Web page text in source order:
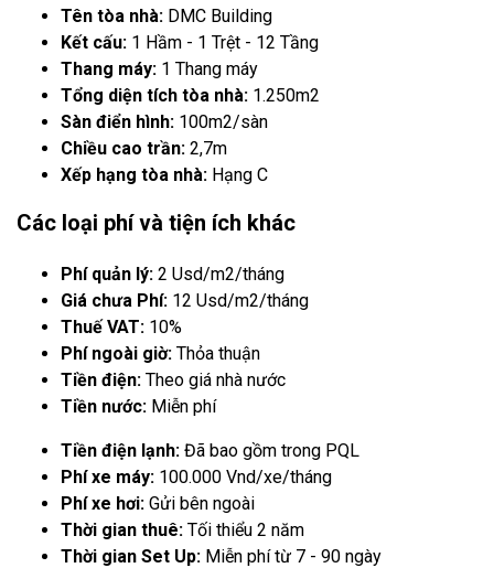
Tên tòa nhà: DMC Building
Kết cấu: 1 Hầm - 1 Trệt - 12 Tầng
Thang máy: 1 Thang máy
Tổng diện tích tòa nhà: 1.250m2
Sàn điển hình: 100m2/sàn
Chiều cao trần: 2,7m
Xếp hạng tòa nhà: Hạng C
Các loại phí và tiện ích khác
Phí quản lý: 2 Usd/m2/tháng
Giá chưa Phí: 12 Usd/m2/tháng
Thuế VAT: 10%
Phí ngoài giờ: Thỏa thuận
Tiền điện: Theo giá nhà nước
Tiền nước: Miễn phí
Tiền điện lạnh: Đã bao gồm trong PQL
Phí xe máy: 100.000 Vnd/xe/tháng
Phí xe hơi: Gửi bên ngoài
Thời gian thuê: Tối thiểu 2 năm
Thời gian Set Up: Miễn phí từ 7 - 90 ngày